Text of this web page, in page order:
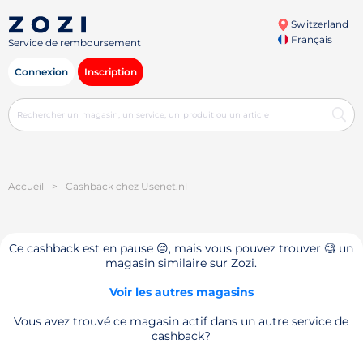
Service de remboursement
Switzerland
Français
Connexion Inscription
Accueil > Cashback chez Usenet.nl
Ce cashback est en pause 😔, mais vous pouvez trouver 🧐 un
magasin similaire sur Zozi.
Voir les autres magasins
Vous avez trouvé ce magasin actif dans un autre service de
cashback?